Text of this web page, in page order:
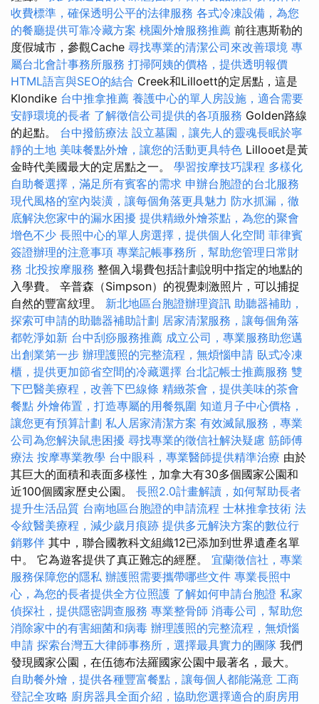
收費標準，確保透明公平的法律服務 各式冷凍設備，為您
的餐廳提供可靠冷藏方案 桃園外燴服務推薦 前往惠斯勒的
度假城市，參觀Cache 尋找專業的清潔公司來改善環境 專
屬台北會計事務所服務 打掃阿姨的價格，提供透明報價
HTML語言與SEO的結合 Creek和Lilloett的定居點，這是
Klondike 台中推拿推薦 養護中心的單人房設施，適合需要
安靜環境的長者 了解徵信公司提供的各項服務 Golden路線
的起點。 台中撥筋療法 設立墓園，讓先人的靈魂長眠於寧
靜的土地 美味餐點外燴，讓您的活動更具特色 Lillooet是黃
金時代美國最大的定居點之一。 學習按摩技巧課程 多樣化
自助餐選擇，滿足所有賓客的需求 申辦台胞證的台北服務
現代風格的室內裝潢，讓每個角落更具魅力 防水抓漏，徹
底解決您家中的漏水困擾 提供精緻外燴茶點，為您的聚會
增色不少 長照中心的單人房選擇，提供個人化空間 菲律賓
簽證辦理的注意事項 專業記帳事務所，幫助您管理日常財
務 北投按摩服務 整個入場費包括計劃說明中指定的地點的
入學費。 辛普森（Simpson）的視覺刺激照片，可以捕捉
自然的豐富紋理。 新北地區台胞證辦理資訊 助聽器補助，
探索可申請的助聽器補助計劃 居家清潔服務，讓每個角落
都乾淨如新 台中刮痧服務推薦 成立公司，專業服務助您邁
出創業第一步 辦理護照的完整流程，無煩惱申請 臥式冷凍
櫃，提供更加節省空間的冷藏選擇 台北記帳士推薦服務 雙
下巴醫美療程，改善下巴線條 精緻茶會，提供美味的茶會
餐點 外燴佈置，打造專屬的用餐氛圍 知道月子中心價格，
讓您更有預算計劃 私人居家清潔方案 有效滅鼠服務，專業
公司為您解決鼠患困擾 尋找專業的徵信社解決疑慮 筋師傅
療法 按摩專業教學 台中眼科，專業醫師提供精準治療 由於
其巨大的面積和表面多樣性，加拿大有30多個國家公園和
近100個國家歷史公園。 長照2.0計畫解讀，如何幫助長者
提升生活品質 台南地區台胞證的申請流程 士林推拿技術 法
令紋醫美療程，減少歲月痕跡 提供多元解決方案的數位行
銷夥伴 其中，聯合國教科文組織12已添加到世界遺產名單
中。 它為遊客提供了真正難忘的經歷。 宜蘭徵信社，專業
服務保障您的隱私 辦護照需要攜帶哪些文件 專業長照中
心，為您的長者提供全方位照護 了解如何申請台胞證 私家
偵探社，提供隱密調查服務 專業整骨師 消毒公司，幫助您
消除家中的有害細菌和病毒 辦理護照的完整流程，無煩惱
申請 探索台灣五大律師事務所，選擇最具實力的團隊 我們
發現國家公園，在伍德布法羅國家公園中最著名，最大。
自助餐外燴，提供各種豐富餐點，讓每個人都能滿意 工商
登記全攻略 廚房器具全面介紹，協助您選擇適合的廚房用